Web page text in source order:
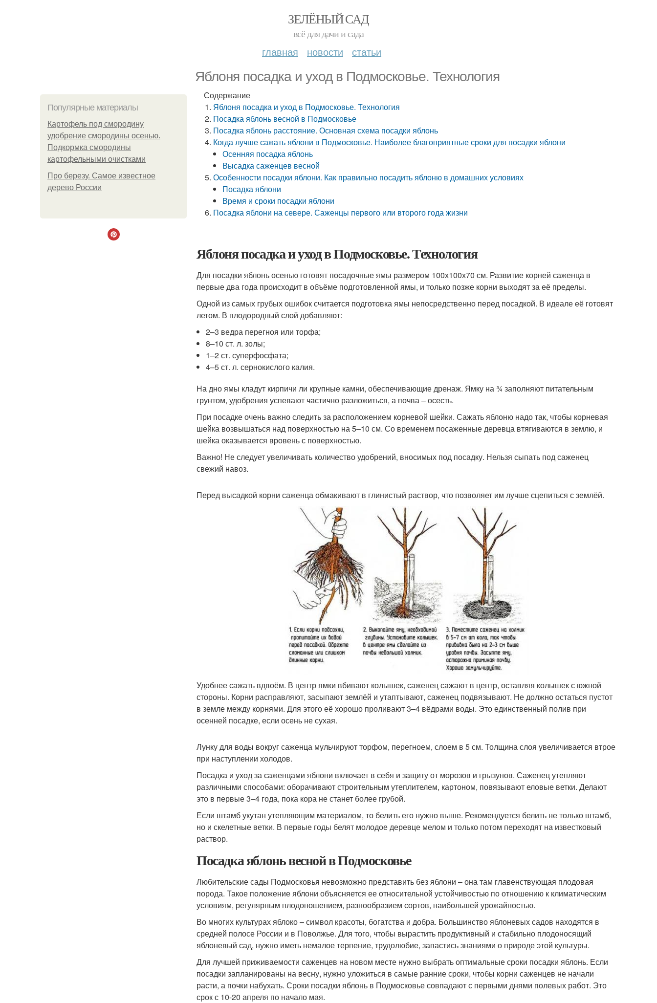
ЗЕЛЁНЫЙ САД
всё для дачи и сада
главная новости статьи
Яблоня посадка и уход в Подмосковье. Технология
Популярные материалы
Картофель под смородину
удобрение смородины осенью.
Подкормка смородины
картофельными очистками
Про березу. Самое известное
дерево России
Содержание
Яблоня посадка и уход в Подмосковье. Технология
Посадка яблонь весной в Подмосковье
Посадка яблонь расстояние. Основная схема посадки яблонь
Когда лучше сажать яблони в Подмосковье. Наиболее благоприятные сроки для посадки яблони
Осенняя посадка яблонь
Высадка саженцев весной
Особенности посадки яблони. Как правильно посадить яблоню в домашних условиях
Посадка яблони
Время и сроки посадки яблони
Посадка яблони на севере. Саженцы первого или второго года жизни
Яблоня посадка и уход в Подмосковье. Технология
Для посадки яблонь осенью готовят посадочные ямы размером 100х100х70 см. Развитие корней саженца в
первые два года происходит в объёме подготовленной ямы, и только позже корни выходят за её пределы.
Одной из самых грубых ошибок считается подготовка ямы непосредственно перед посадкой. В идеале её готовят
летом. В плодородный слой добавляют:
2–3 ведра перегноя или торфа;
8–10 ст. л. золы;
1–2 ст. суперфосфата;
4–5 ст. л. сернокислого калия.
На дно ямы кладут кирпичи ли крупные камни, обеспечивающие дренаж. Ямку на ¾ заполняют питательным
грунтом, удобрения успевают частично разложиться, а почва – осесть.
При посадке очень важно следить за расположением корневой шейки. Сажать яблоню надо так, чтобы корневая
шейка возвышаться над поверхностью на 5–10 см. Со временем посаженные деревца втягиваются в землю, и
шейка оказывается вровень с поверхностью.
Важно! Не следует увеличивать количество удобрений, вносимых под посадку. Нельзя сыпать под саженец
свежий навоз.
Перед высадкой корни саженца обмакивают в глинистый раствор, что позволяет им лучше сцепиться с землёй.
Удобнее сажать вдвоём. В центр ямки вбивают колышек, саженец сажают в центр, оставляя колышек с южной
стороны. Корни расправляют, засыпают землёй и утаптывают, саженец подвязывают. Не должно остаться пустот
в земле между корнями. Для этого её хорошо проливают 3–4 вёдрами воды. Это единственный полив при
осенней посадке, если осень не сухая.
Лунку для воды вокруг саженца мульчируют торфом, перегноем, слоем в 5 см. Толщина слоя увеличивается втрое
при наступлении холодов.
Посадка и уход за саженцами яблони включает в себя и защиту от морозов и грызунов. Саженец утепляют
различными способами: оборачивают строительным утеплителем, картоном, повязывают еловые ветки. Делают
это в первые 3–4 года, пока кора не станет более грубой.
Если штамб укутан утепляющим материалом, то белить его нужно выше. Рекомендуется белить не только штамб,
но и скелетные ветки. В первые годы белят молодое деревце мелом и только потом переходят на известковый
раствор.
Посадка яблонь весной в Подмосковье
Любительские сады Подмосковья невозможно представить без яблони – она там главенствующая плодовая
порода. Такое положение яблони объясняется ее относительной устойчивостью по отношению к климатическим
условиям, регулярным плодоношением, разнообразием сортов, наибольшей урожайностью.
Во многих культурах яблоко – символ красоты, богатства и добра. Большинство яблоневых садов находятся в
средней полосе России и в Поволжье. Для того, чтобы вырастить продуктивный и стабильно плодоносящий
яблоневый сад, нужно иметь немалое терпение, трудолюбие, запастись знаниями о природе этой культуры.
Для лучшей приживаемости саженцев на новом месте нужно выбрать оптимальные сроки посадки яблонь. Если
посадки запланированы на весну, нужно уложиться в самые ранние сроки, чтобы корни саженцев не начали
расти, а почки набухать. Сроки посадки яблонь в Подмосковье совпадают с первыми днями полевых работ. Это
срок с 10-20 апреля по начало мая.